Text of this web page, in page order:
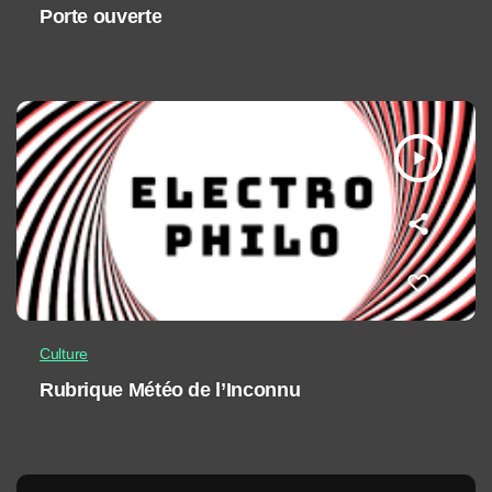
Porte ouverte
play_arrow
Culture
Rubrique Météo de l’Inconnu